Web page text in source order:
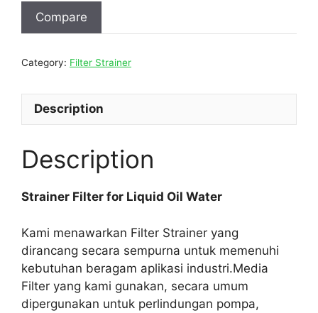
Compare
Category: Filter Strainer
Description
Description
Strainer Filter for Liquid Oil Water
Kami menawarkan Filter Strainer yang
dirancang secara sempurna untuk memenuhi
kebutuhan beragam aplikasi industri.Media
Filter yang kami gunakan, secara umum
dipergunakan untuk perlindungan pompa,